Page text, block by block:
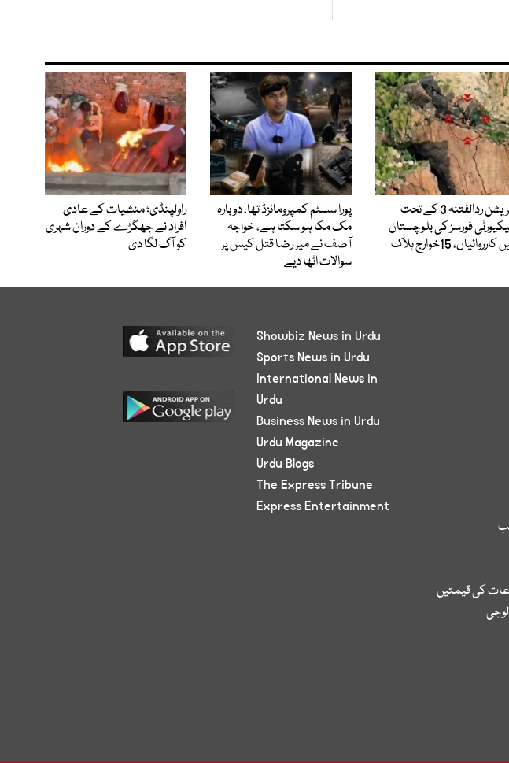
آپریشن ردالفتنہ 3 کے تحت
فورسز کی بلوچستان
15خوارج ہلاک
پورا سسٹم کمپرومائزڈ تھا، دوبارہ
مک مکا ہو سکتا ہے، خواجہ
آصف نے میر رضا قتل کیس پر
سوالات اٹھا دیے
راولپنڈی؛ منشیات کے عادی
افراد نے جھگڑے کے دوران شہری
کو آگ لگا دی
کی قیمتیں
Showbiz News in Urdu
Sports News in Urdu
International News in
Urdu
Business News in Urdu
Urdu Magazine
Urdu Blogs
The Express Tribune
Express Entertainment